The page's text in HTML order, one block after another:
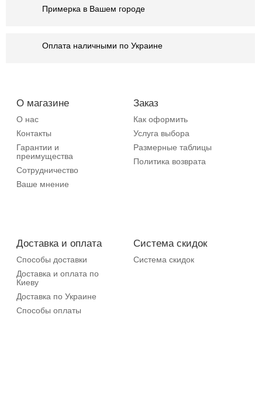
Примерка в Вашем городе
Оплата наличными по Украине
О магазине
О нас
Контакты
Гарантии и
преимущества
Сотрудничество
Ваше мнение
Заказ
Как оформить
Услуга выбора
Размерные таблицы
Политика возврата
Доставка и оплата
Способы доставки
Доставка и оплата по
Киеву
Доставка по Украине
Способы оплаты
Система скидок
Система скидок